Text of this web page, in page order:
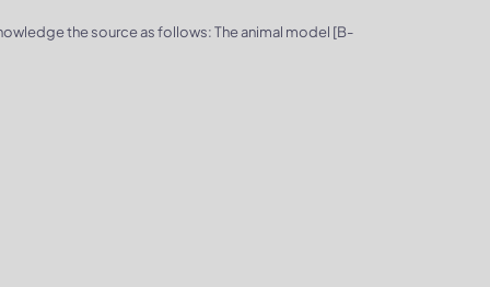
the source as follows: The animal model [B-